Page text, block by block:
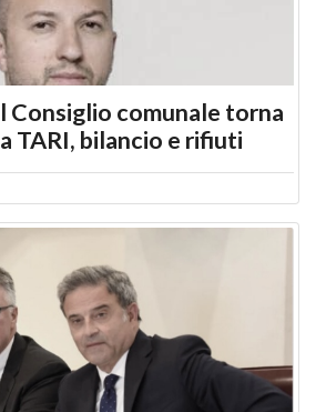
Consiglio comunale torna
TARI, bilancio e rifiuti